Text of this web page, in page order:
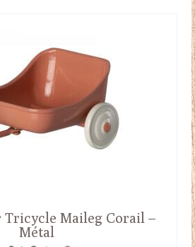
Maileg Corail –
Métal